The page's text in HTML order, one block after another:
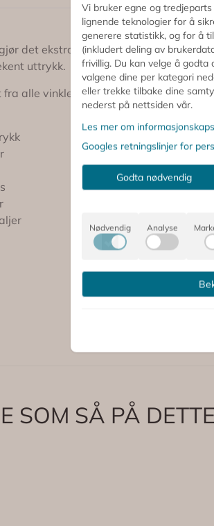
det ekstra morsomt å se nærmere
uttrykk.
alle vinkler, mens bambuslokket og
SOM SÅ PÅ
Vi bruker egne og
lignende teknologier for å
generere statistikk, og for å
(inkludert deling av
frivillig. Du kan velge å godta
valgene dine per kategori
eller trekke tilbake dine
nederst på nettsiden vår.
Les mer om
Googles retningslinjer for
Godta nødvendig
Nødvendig Analyse